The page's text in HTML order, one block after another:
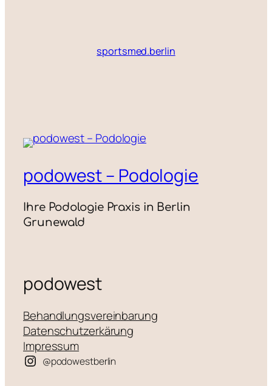
sportsmed.berlin
podowest – Podologie
Ihre Podologie Praxis in Berlin
Grunewald
podowest
Behandlungsvereinbarung
Datenschutzerkärung
Impressum
@podowestberlin